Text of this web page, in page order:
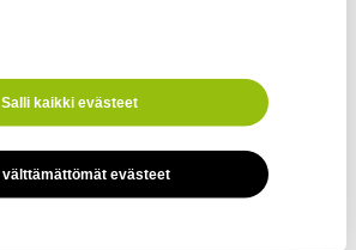
Salli kaikki evästeet
välttämättömät evästeet
kiinteistöpesulaa koskevissa asioissa.